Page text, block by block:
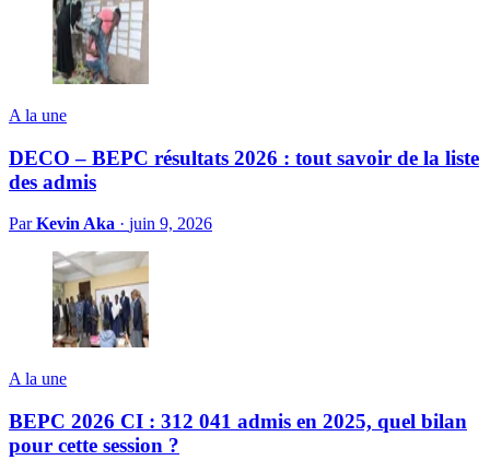
A la une
DECO – BEPC résultats 2026 : tout savoir de la liste
des admis
ParKevin Aka · juin 9, 2026
A la une
BEPC 2026 CI : 312 041 admis en 2025, quel bilan
pour cette session ?